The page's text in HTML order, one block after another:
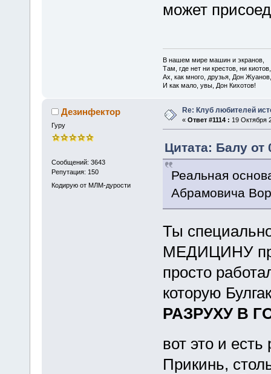
может
В нашем мире машин и экранов,
Там, где нет ни крестов, ни киотов,
Ах, как много, друзья, Дон Жуанов,
И как мало, увы, Дон Кихотов!
Дезинфектор
Гуру
Сообщений: 3643
Репутация: 150
Кодирую от МЛМ-дурости
Re: Клуб любителей
« Ответ #1114 : 19 Октября
Цитата: Балу от
Реальная
Абрамовича
Ты
МЕДИЦИНУ
просто
которую
РАЗРУХУ В
вот это и
Прикинь,